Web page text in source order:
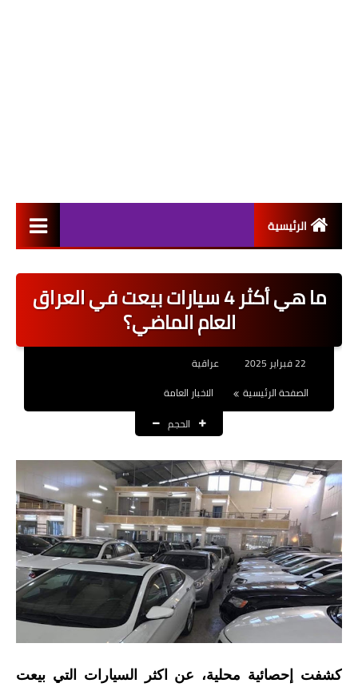
الرئيسية
اخبار القطاع العام
اخبار القطاع الخاص
العقود والاجور اليومية
الرواتب
القروض والسلف
المنح المالية
قطع الاراضي
اخبار العراق
الاخبار السياسية
ما هي أكثر 4 سيارات بيعت في العراق
العام الماضي؟
عراقية
الصفحة الرئيسية
الاخبار العامة
الحجم
كشفت إحصائية محلية، عن اكثر السيارات التي بيعت